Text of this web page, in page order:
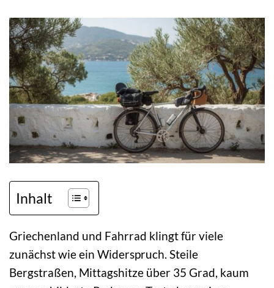
Inhalt
Griechenland und Fahrrad klingt für viele
zunächst wie ein Widerspruch. Steile
Bergstraßen, Mittagshitze über 35 Grad, kaum